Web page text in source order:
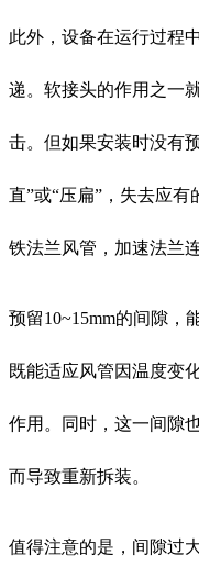
此外，设备在运行过程
递。软接头的作用之一
击。但如果安装时没有
直”或“压扁”，失去应
铁法兰风管，加速法兰
预留10~15mm的间隙，
既能适应风管因温度变
作用。同时，这一间隙
而导致重新拆装。
值得注意的是，间隙过